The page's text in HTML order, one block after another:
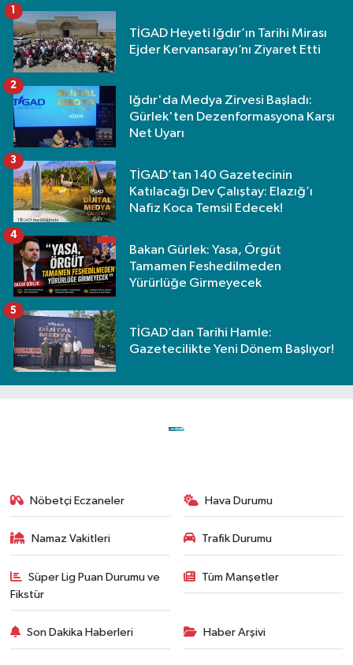
TİGAD Heyeti Iğdır’ın Tarihi Mirası
Ejder Kervansarayı’nı Ziyaret Etti
1
Iğdır'da Medya Zirvesi Başladı:
Gürlek'ten Dezenformasyona Karşı
Net Uyarı
2
TİGAD’tan 140 Gazetecinin
Katılacağı Dev Çalıştay: Elazığ’ı
Nafiz Koca Temsil Edecek!
3
Bakan Gürlek: Yasa, Örgüt
Tamamen Feshedilmeden
Yürürlüğe Girmeyecek
4
TİGAD’dan Tarihi Hamle:
Gazetecilikte Yeni Dönem Başlıyor!
5
Nöbetçi Eczaneler Hava Durumu
Namaz Vakitleri Trafik Durumu
Süper Lig Puan Durumu ve
Fikstür
Tüm Manşetler
Son Dakika Haberleri Haber Arşivi